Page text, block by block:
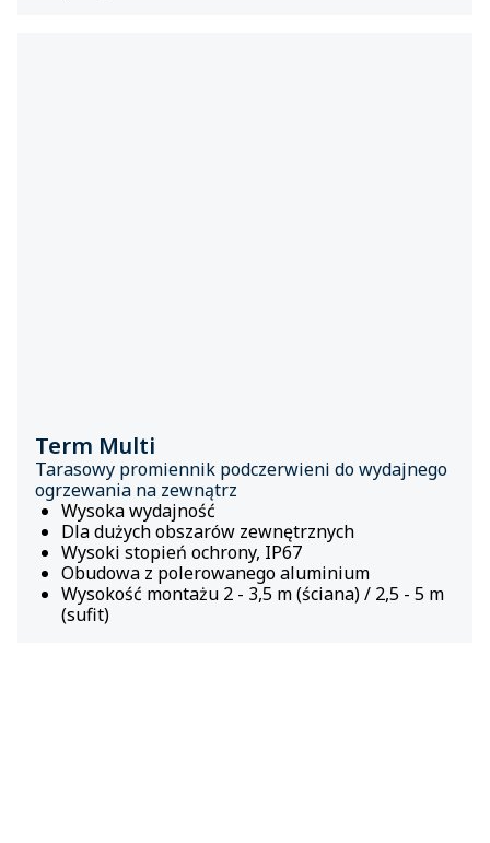
Term Multi
Tarasowy promiennik podczerwieni do wydajnego
ogrzewania na zewnątrz
Wysoka wydajność
Dla dużych obszarów zewnętrznych
Wysoki stopień ochrony, IP67
Obudowa z polerowanego aluminium
Wysokość montażu 2 - 3,5 m (ściana) / 2,5 - 5 m
(sufit)